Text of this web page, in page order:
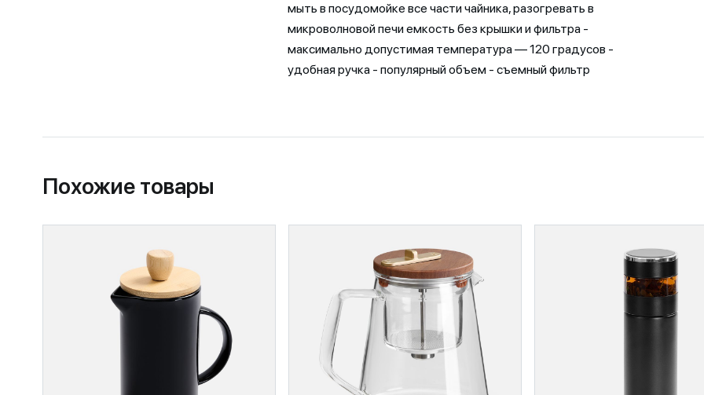
мыть в посудомойке все части чайника, разогревать в
микроволновой печи емкость без крышки и фильтра -
максимально допустимая температура — 120 градусов -
удобная ручка - популярный объем - съемный фильтр
Похожие товары